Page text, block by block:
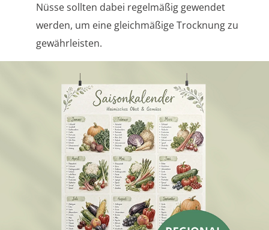
Nüsse sollten dabei regelmäßig gewendet
werden, um eine gleichmäßige Trocknung zu
gewährleisten.